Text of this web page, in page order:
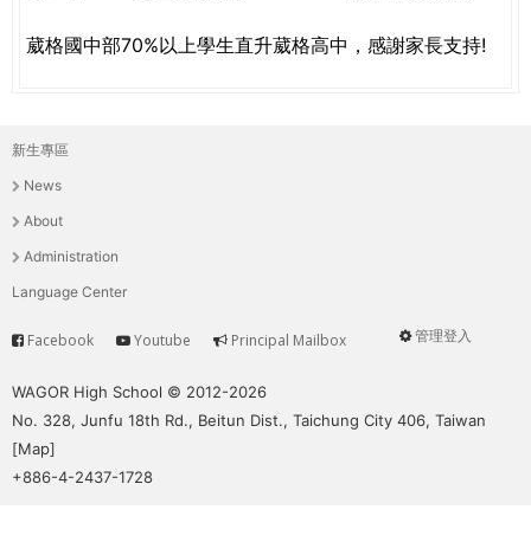
葳格國中部70%以上學生直升葳格高中，感謝家長支持!
主
選
單
新生專區
News
About
Administration
Language Center
User
管理登入
Service
Facebook Youtube Principal Mailbox
WAGOR High School © 2012-2026
No. 328, Junfu 18th Rd., Beitun Dist., Taichung City 406, Taiwan
[Map]
+886-4-2437-1728